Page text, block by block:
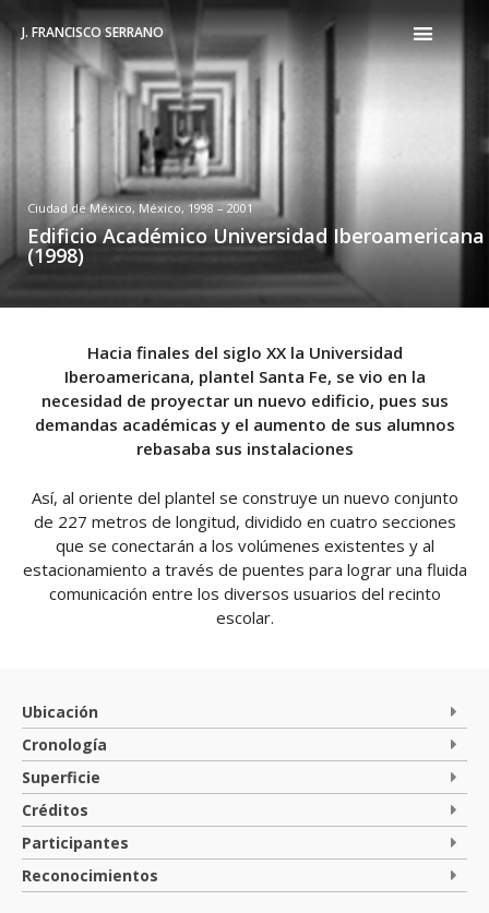
J. FRANCISCO SERRANO
Ciudad de México, México, 1998 – 2001
Edificio Académico Universidad Iberoamericana
(1998)
Hacia finales del siglo XX la Universidad
Iberoamericana, plantel Santa Fe, se vio en la
necesidad de proyectar un nuevo edificio, pues sus
demandas académicas y el aumento de sus alumnos
rebasaba sus instalaciones
Así, al oriente del plantel se construye un nuevo conjunto
de 227 metros de longitud, dividido en cuatro secciones
que se conectarán a los volúmenes existentes y al
estacionamiento a través de puentes para lograr una fluida
comunicación entre los diversos usuarios del recinto
escolar.
Ubicación
Cronología
Superficie
Créditos
Participantes
Reconocimientos